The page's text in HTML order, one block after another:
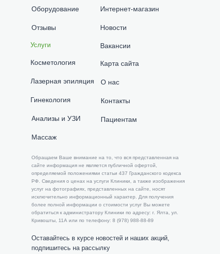
Отзывы
О нас
Интернет-магазин
Новости
Косметология
Лазерная эпиляция
Массаж
Гинекология
Анализы и УЗИ
Услуги
​​Обращаем Ваше внимание на то, что вся представленная на
сайте информация не является публичной офертой,
определяемой положениями статьи 437 Гражданского кодекса
РФ. Сведения о ценах на услуги Клиники, а также изображения
услуг на фотографиях, представленных на сайте, носят
исключительно информационный характер. Для получения
более полной информации о стоимости услуг Вы можете
обратиться к администратору Клиники по адресу: г. Ялта, ул.
Кривошты, 11А или по телефону: 8 (978) 988-88-89
Оставайтесь в курсе новостей и наших акций,
подпишитесь на рассылку
Оборудование
Вакансии
Контакты
Карта сайта
Пациентам